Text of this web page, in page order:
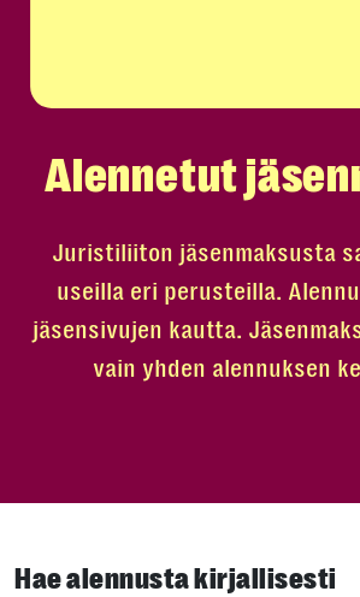
Alennetut
Juristiliiton jäsenmaksusta
useilla eri perusteilla.
jäsensivujen kautta.
vain yhden alennuksen
Hae alennusta kirjallisesti